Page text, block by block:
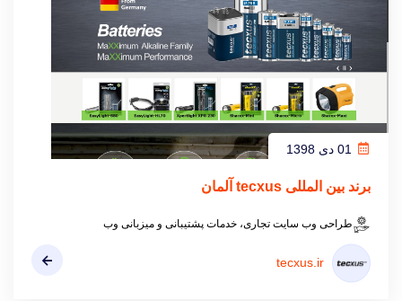
برند بین المللی tecxus آلمان
طراحی وب سایت تجاری، خدمات پشتیبانی و میزبانی وب
tecxus.ir